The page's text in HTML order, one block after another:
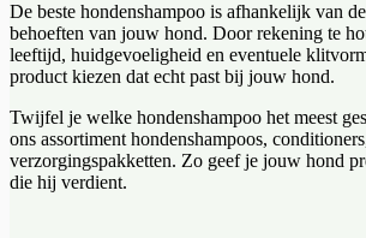
De beste hondenshampoo is afhankelijk van
behoeften van jouw hond. Door rekening te
leeftijd, huidgevoeligheid en eventuele
product kiezen dat echt past bij jouw hond.
Twijfel je welke hondenshampoo het meest
ons assortiment hondenshampoos,
verzorgingspakketten. Zo geef je jouw hond
die hij verdient.